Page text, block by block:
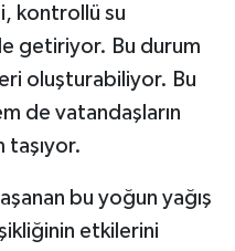
kontrollü su
getiriyor. Bu durum
oluşturabiliyor. Bu
de vatandaşların
taşıyor.
bu yoğun yağış
etkilerini